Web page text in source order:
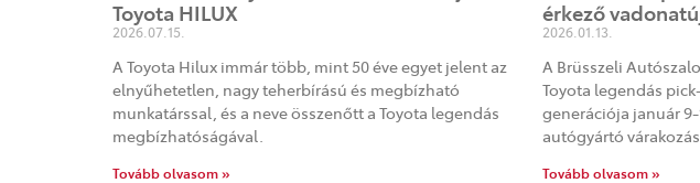
Toyota HILUX
2026.07.15.
A Toyota Hilux immár több, mint 50 éve egyet jelent az
elnyűhetetlen, nagy teherbírású és megbízható
munkatárssal, és a neve összenőtt a Toyota legendás
megbízhatóságával.
Tovább olvasom »
érkező
2026.01.13.
A Brüsszeli
Toyota legendás
generációja január
autógyártó
Tovább olvasom »